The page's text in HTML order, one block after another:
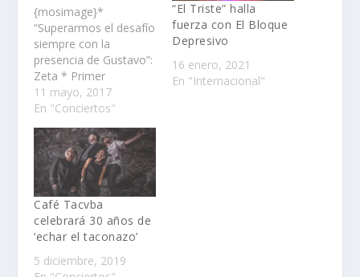
{mosimage}*
“Superarmos el desafío
siempre con la
presencia de Gustavo”:
Zeta * Primer
espectáculo de Cirque
du Soleil sobre un
Héctor 'Zeta' Bosio y
Charly Alberti, los dos
integrantes de Soda
Stereo, su trabajo para
Sép7imo Día - No
Descansaré de Cirque
du Soleil, inspirado en
11 mayo, 2017
En "Conciertos"
“El Triste” halla
fuerza con El Bloque
Depresivo
16 enero, 2021
En "Internacional"
Café Tacvba
celebrará 30 años de
‘echar el taconazo’
5 diciembre, 2019